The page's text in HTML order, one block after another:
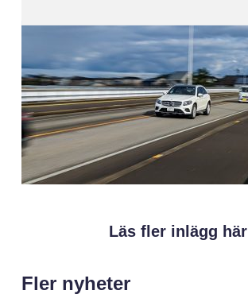
Läs fler inlägg här
Fler nyheter